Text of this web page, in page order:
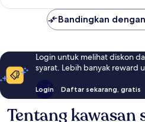
Bandingkan
Login untuk melihat diskon
syarat. Lebih banyak reward
Login Daftar sekarang, gratis
Tentang kawasan